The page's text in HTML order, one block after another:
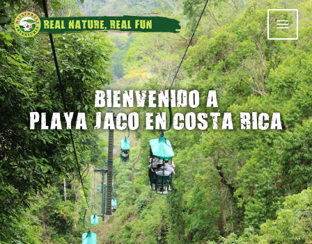
BIENVENIDO A
PLAYA JACO EN COSTA RICA
AMISTOSO PARA
CRUCEROS
SIENTE LA
ADRENALINA
PAGO 100%
SEGURO